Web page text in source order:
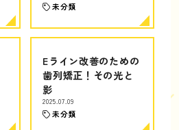
未分類
Eライン改善のための
歯列矯正！その光と
影
2025.07.09
未分類